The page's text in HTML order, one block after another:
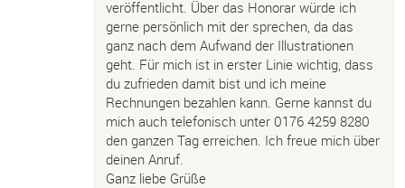
veröffentlicht. Über das Honorar würde ich
gerne persönlich mit der sprechen, da das
ganz nach dem Aufwand der Illustrationen
geht. Für mich ist in erster Linie wichtig, dass
du zufrieden damit bist und ich meine
Rechnungen bezahlen kann. Gerne kannst du
mich auch telefonisch unter 0176 4259 8280
den ganzen Tag erreichen. Ich freue mich über
deinen Anruf.
Ganz liebe Grüße